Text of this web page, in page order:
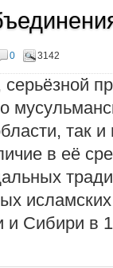
0 3142
так
в её
и Сибири в